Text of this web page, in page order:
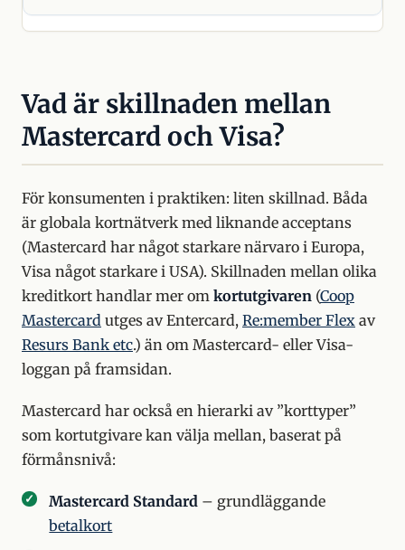
Vad är skillnaden mellan
Mastercard och Visa?
För konsumenten i praktiken: liten skillnad. Båda
är globala kortnätverk med liknande acceptans
(Mastercard har något starkare närvaro i Europa,
Visa något starkare i USA). Skillnaden mellan olika
kreditkort handlar mer om kortutgivaren (Coop
Mastercard utges av Entercard, Re:member Flex av
Resurs Bank etc.) än om Mastercard- eller Visa-
loggan på framsidan.
Mastercard har också en hierarki av ”korttyper”
som kortutgivare kan välja mellan, baserat på
förmånsnivå:
Mastercard Standard – grundläggande
betalkort